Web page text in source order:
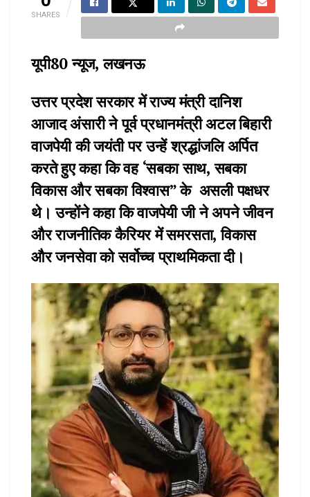
SHARES
यूपी80 न्यूज, लखनऊ
उत्तर प्रदेश सरकार में राज्य मंत्री दानिश
आजाद अंसारी ने पूर्व प्रधानमंत्री अटल बिहारी
वाजपेयी की जयंती पर उन्हें श्रद्धांजलि अर्पित
करते हुए कहा कि वह ‘सबका साथ, सबका
विकास और सबका विश्वास” के असली पक्षधर
थे। उन्होंने कहा कि वाजपेयी जी ने अपने जीवन
और राजनीतिक कैरियर में समरसता, विकास
और जनसेवा को सर्वोच्च प्राथमिकता दी।